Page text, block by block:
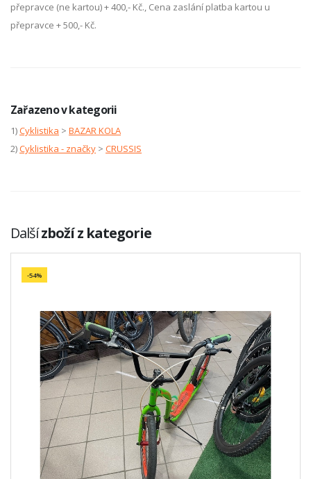
přepravce (ne kartou) + 400,- Kč., Cena zaslání platba kartou u
přepravce + 500,- Kč.
Zařazeno v kategorii
1)Cyklistika > BAZAR KOLA
2)Cyklistika - značky > CRUSSIS
Dalšízboží z kategorie
-54%